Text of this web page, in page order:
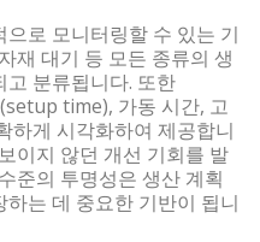
로 모니터링할 수 있는 기
재 대기 등 모든 종류의 생
분류됩니다. 또한
time), 가동 시간, 고
하게 시각화하여 제공합니
이지 않던 개선 기회를 발
준의 투명성은 생산 계획
는 데 중요한 기반이 됩니